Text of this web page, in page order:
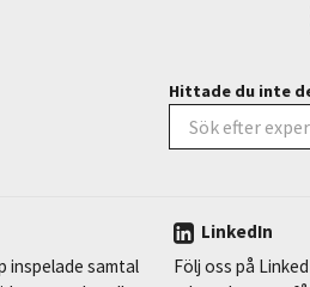
Hittade du inte
inspelade samtal
LinkedIn
Följ oss på